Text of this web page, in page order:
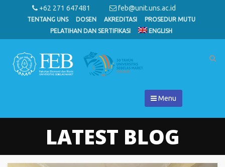
+62 271 647481 feb@unit.uns.ac.id
TENTANG UNS DOSEN AKREDITASI
PROSEDUR MUTU
PELATIHAN DAN SERTIFIKASI
ENGLISH
Menu
LATEST BLOG